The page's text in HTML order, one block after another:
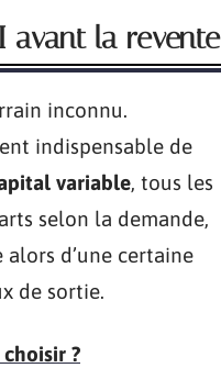
avant la revente
inconnu.
indispensable de
variable, tous les
selon la demande,
d’une certaine
de sortie.
?